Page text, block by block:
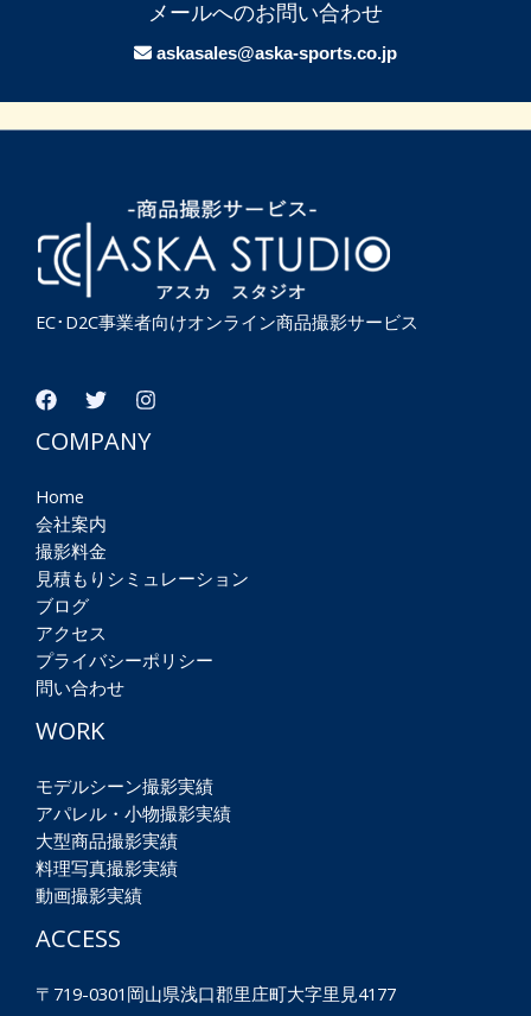
メールへのお問い合わせ
askasales@aska-sports.co.jp
EC･D2C事業者向けオンライン商品撮影サービス
COMPANY
Home
会社案内
撮影料金
見積もりシミュレーション
ブログ
アクセス
プライバシーポリシー
問い合わせ
WORK
モデルシーン撮影実績
アパレル・小物撮影実績
大型商品撮影実績
料理写真撮影実績
動画撮影実績
ACCESS
〒719-0301岡山県浅口郡里庄町大字里見4177